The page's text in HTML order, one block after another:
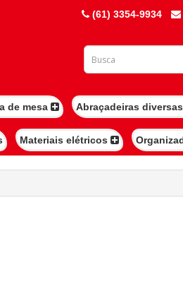
(61) 3354-9934
de mesa Abraçadeiras diversas
Materiais elétricos